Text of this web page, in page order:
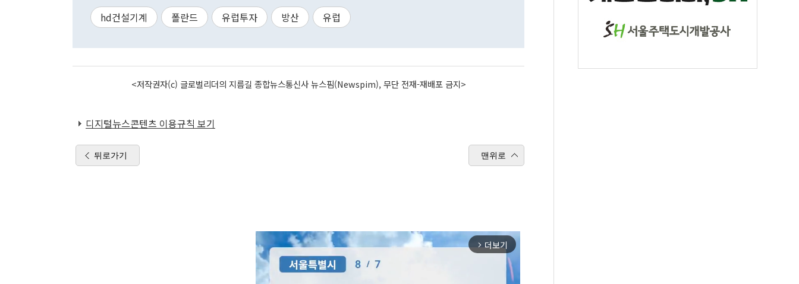
hd건설기계 폴란드 유럽투자 방산 유럽
<저작권자(c) 글로벌리더의 지름길 종합뉴스통신사 뉴스핌(Newspim), 무단 전재-재배포 금지>
디지털뉴스콘텐츠 이용규칙 보기
뒤로가기 맨위로
arrow_forward_ios 더보기